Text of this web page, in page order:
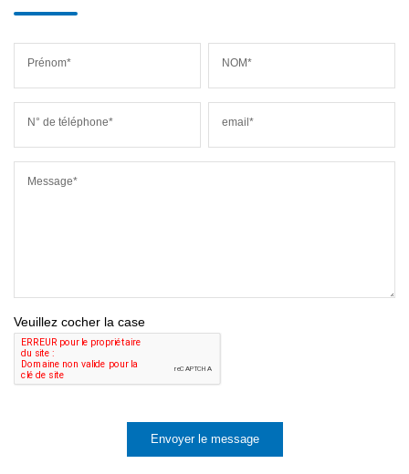
Prénom* NOM*
N° de téléphone* email*
Message*
Veuillez cocher la case
Envoyer le message